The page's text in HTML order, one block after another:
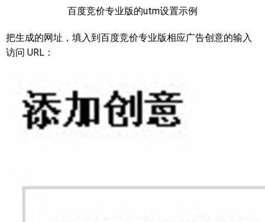
百度竞价专业版的utm设置示例
把生成的网址，填入到百度竞价专业版相应广告创意的输入
访问 URL：